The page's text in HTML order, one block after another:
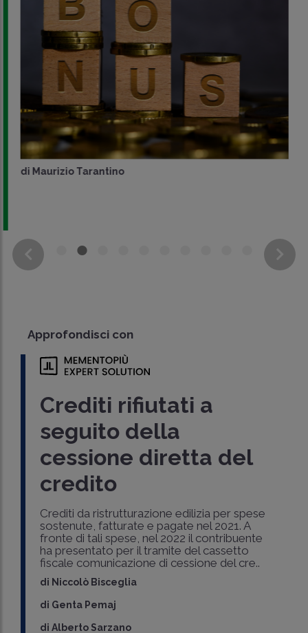
diMaurizio Tarantino
Approfondisci con
Crediti rifiutati a
seguito della
cessione diretta del
credito
Crediti da ristrutturazione edilizia per spese
sostenute, fatturate e pagate nel 2021. A
fronte di tali spese, nel 2022 il contribuente
ha presentato per il tramite del cassetto
fiscale comunicazione di cessione del cre..
di Niccolò Bisceglia
di Genta Pemaj
diAlberto Sarzano